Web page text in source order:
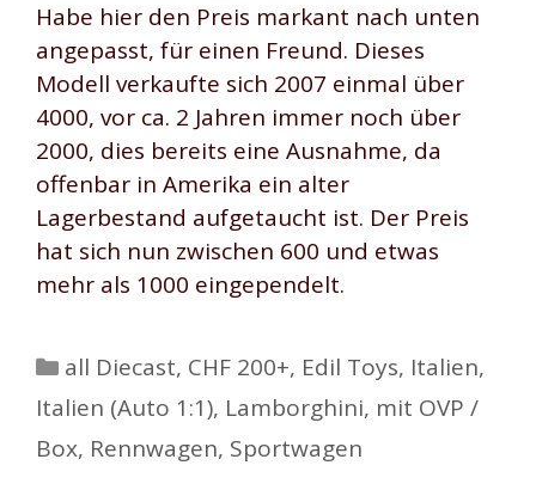
Habe hier den Preis markant nach unten
angepasst, für einen Freund. Dieses
Modell verkaufte sich 2007 einmal über
4000, vor ca. 2 Jahren immer noch über
2000, dies bereits eine Ausnahme, da
offenbar in Amerika ein alter
Lagerbestand aufgetaucht ist. Der Preis
hat sich nun zwischen 600 und etwas
mehr als 1000 eingependelt.
Kategorien
all Diecast, CHF 200+, Edil Toys, Italien,
Italien (Auto 1:1), Lamborghini, mit OVP /
Box, Rennwagen, Sportwagen